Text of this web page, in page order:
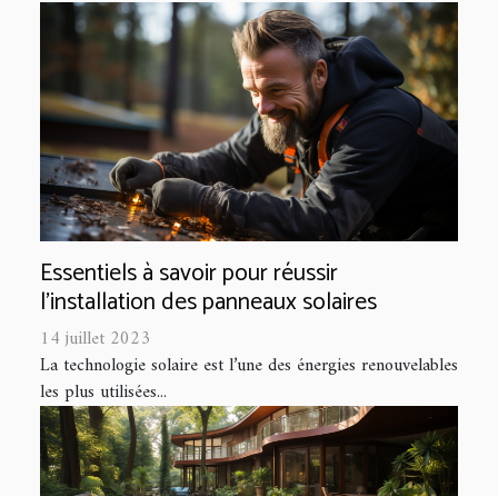
Essentiels à savoir pour réussir
l'installation des panneaux solaires
14 juillet 2023
La technologie solaire est l’une des énergies renouvelables
les plus utilisées...